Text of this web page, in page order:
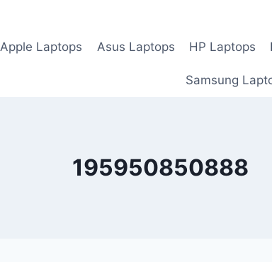
Apple Laptops Asus Laptops HP Laptops
Samsung
195950850888